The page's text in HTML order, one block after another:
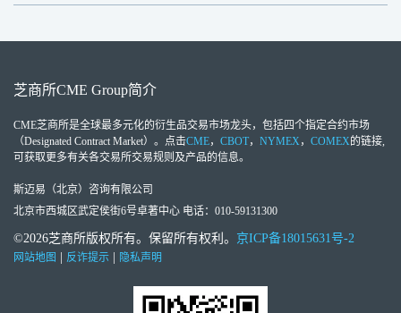
芝商所CME Group简介
CME芝商所是全球最多元化的衍生品交易市场龙头，包括四个指定合约市场
（Designated Contract Market）。点击CME， CBOT， NYMEX， COMEX的链接,
可获取更多有关各交易所交易规则及产品的信息。
斯迈易（北京）咨询有限公司
北京市西城区武定侯街6号卓著中心 电话：010-59131300
©2026芝商所版权所有。保留所有权利。 京ICP备18015631号-2
网站地图 反诈提示 隐私声明